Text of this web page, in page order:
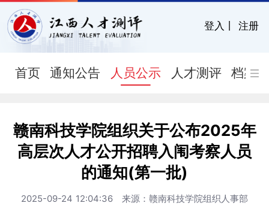
登入 丨注册
首页 通知公告 人员公示 人才测评 档案
赣南科技学院组织关于公布2025年
高层次人才公开招聘入闱考察人员
的通知(第一批)
2025-09-24 12:04:36 来源：赣南科技学院组织人事部